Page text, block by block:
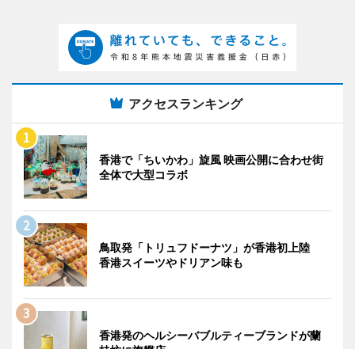
アクセスランキング
香港で「ちいかわ」旋風 映画公開に合わせ街
全体で大型コラボ
鳥取発「トリュフドーナツ」が香港初上陸
香港スイーツやドリアン味も
香港発のヘルシーバブルティーブランドが蘭